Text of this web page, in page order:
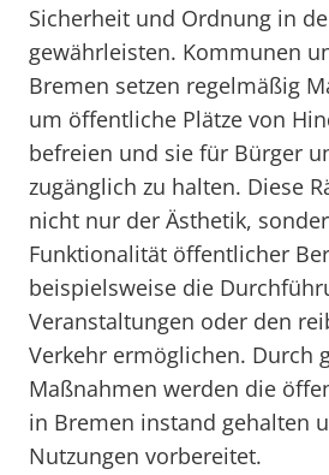
Sicherheit und Ordnung in
gewährleisten. Kommunen
Bremen setzen regelmäßig
um öffentliche Plätze von
befreien und sie für Bürger
zugänglich zu halten. Diese
nicht nur der Ästhetik,
Funktionalität öffentlicher
beispielsweise die
Veranstaltungen oder den
Verkehr ermöglichen. Durch
Maßnahmen werden die
in Bremen instand gehalten
Nutzungen vorbereitet.